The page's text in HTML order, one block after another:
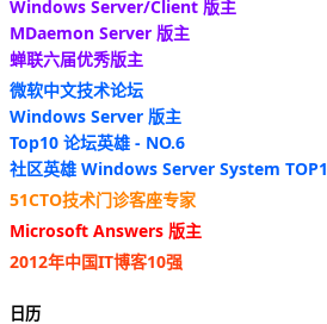
Windows Server/Client 版主
MDaemon Server 版主
蝉联六届优秀版主
微软中文技术论坛
Windows Server 版主
Top10 论坛英雄 - NO.6
社区英雄 Windows Server System TOP1
51CTO技术门诊客座专家
Microsoft Answers 版主
2012年中国IT博客10强
日历